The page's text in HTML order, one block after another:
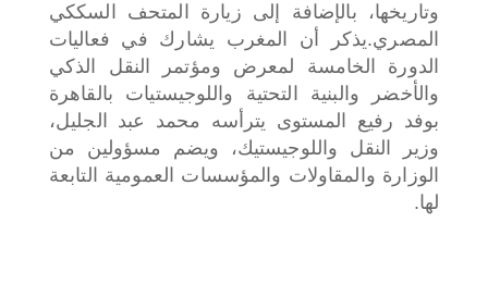
وتاريخها، بالإضافة إلى زيارة المتحف السككي
المصري.يذكر أن المغرب يشارك في فعاليات
الدورة الخامسة لمعرض ومؤتمر النقل الذكي
والأخضر والبنية التحتية واللوجيستيات بالقاهرة
بوفد رفيع المستوى يترأسه محمد عبد الجليل،
وزير النقل واللوجيستيك، ويضم مسؤولين من
الوزارة والمقاولات والمؤسسات العمومية التابعة
لها.